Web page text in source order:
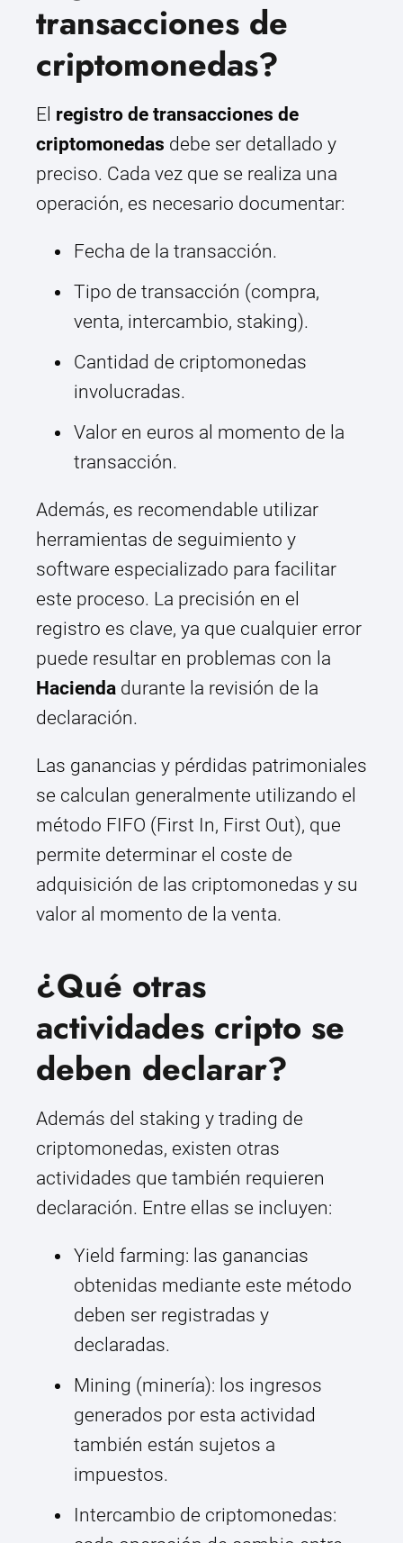
transacciones de
criptomonedas?
El registro de transacciones de
criptomonedas debe ser detallado y
preciso. Cada vez que se realiza una
operación, es necesario documentar:
Fecha de la transacción.
Tipo de transacción (compra,
venta, intercambio, staking).
Cantidad de criptomonedas
involucradas.
Valor en euros al momento de la
transacción.
Además, es recomendable utilizar
herramientas de seguimiento y
software especializado para facilitar
este proceso. La precisión en el
registro es clave, ya que cualquier error
puede resultar en problemas con la
Hacienda durante la revisión de la
declaración.
Las ganancias y pérdidas patrimoniales
se calculan generalmente utilizando el
método FIFO (First In, First Out), que
permite determinar el coste de
adquisición de las criptomonedas y su
valor al momento de la venta.
¿Qué otras
actividades cripto se
deben declarar?
Además del staking y trading de
criptomonedas, existen otras
actividades que también requieren
declaración. Entre ellas se incluyen:
Yield farming: las ganancias
obtenidas mediante este método
deben ser registradas y
declaradas.
Mining (minería): los ingresos
generados por esta actividad
también están sujetos a
impuestos.
Intercambio de criptomonedas: